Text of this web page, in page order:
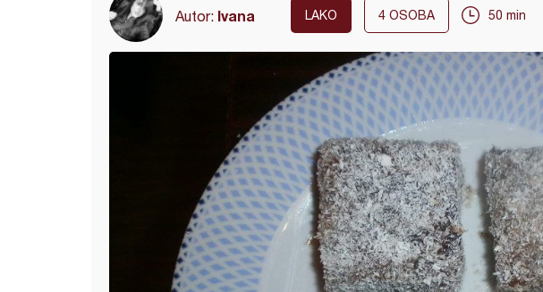
Autor: Ivana LAKO 4 OSOBA 50 min